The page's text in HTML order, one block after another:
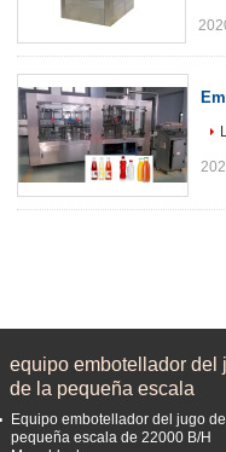
equipo embotellador del
de la pequeña escala
Equipo embotellador del jugo
pequeña escala de 22000 B/H